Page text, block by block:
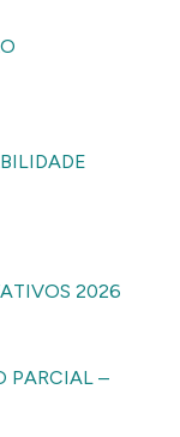
2026
PARCIAL –